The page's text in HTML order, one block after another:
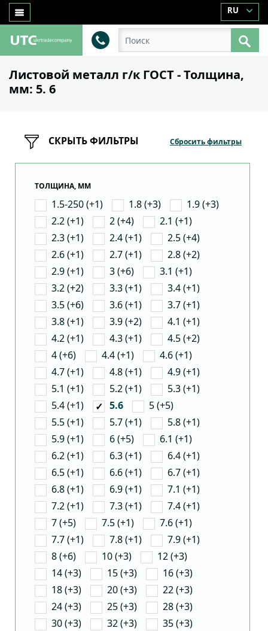
RU
Листовой металл г/к ГОСТ - Толщина,
мм: 5. 6
СКРЫТЬ ФИЛЬТРЫ Сбросить фильтры
ТОЛЩИНА, ММ
1.5-250 (+1) 1.8 (+3)
1.9 (+3)
2.2 (+1)
2 (+4)
2.1 (+1)
2.3 (+1)
2.4 (+1)
2.5 (+4)
2.6 (+1)
2.7 (+1)
2.8 (+2)
2.9 (+1)
3 (+6)
3.1 (+1)
3.2 (+2)
3.3 (+1)
3.4 (+1)
3.5 (+6)
3.6 (+1)
3.7 (+1)
3.8 (+1)
3.9 (+2)
4.1 (+1)
4.2 (+1)
4.3 (+1)
4.5 (+2)
4 (+6)
4.4 (+1)
4.6 (+1)
4.7 (+1)
4.8 (+1)
4.9 (+1)
5.1 (+1)
5.2 (+1)
5.3 (+1)
5.4 (+1)
5.6
5 (+5)
5.5 (+1)
5.7 (+1)
5.8 (+1)
5.9 (+1)
6 (+5)
6.1 (+1)
6.2 (+1)
6.3 (+1)
6.4 (+1)
6.5 (+1)
6.6 (+1)
6.7 (+1)
6.8 (+1)
6.9 (+1)
7.1 (+1)
7.2 (+1)
7.3 (+1)
7.4 (+1)
7 (+5)
7.5 (+1)
7.6 (+1)
7.7 (+1)
7.8 (+1)
7.9 (+1)
8 (+6)
10 (+3)
12 (+3)
14 (+3)
15 (+3)
16 (+3)
18 (+3)
20 (+3)
22 (+3)
24 (+3)
25 (+3)
28 (+3)
30 (+3)
32 (+3)
35 (+3)